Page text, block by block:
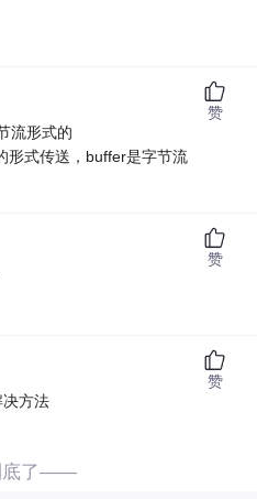
流形式的
形式传送，buffer是字节流
赞
赞
方法
赞
了——